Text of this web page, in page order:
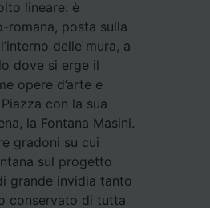
lineare: è
romana, posta sulla
delle mura, a
dove si erge il
opere d’arte e
con la sua
la Fontana Masini.
gradoni su cui
sul progetto
grande invidia tanto
conservato di tutta